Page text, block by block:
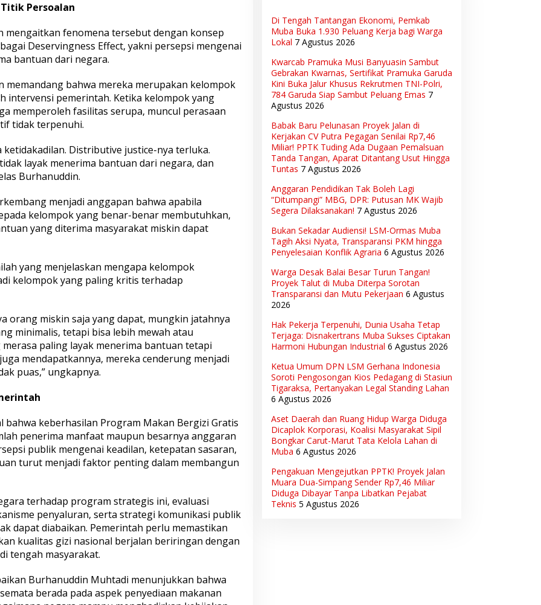
Persoalan
mengaitkan fenomena tersebut dengan konsep
Deservingness Effect, yakni persepsi mengenai
bantuan dari negara.
memandang bahwa mereka merupakan kelompok
intervensi pemerintah. Ketika kelompok yang
memperoleh fasilitas serupa, muncul perasaan
tidak terpenuhi.
ketidakadilan. Distributive justice-nya terluka.
layak menerima bantuan dari negara, dan
Burhanuddin.
menjadi anggapan bahwa apabila
kelompok yang benar-benar membutuhkan,
yang diterima masyarakat miskin dapat
yang menjelaskan mengapa kelompok
kelompok yang paling kritis terhadap
orang miskin saja yang dapat, mungkin jatahnya
minimalis, tetapi bisa lebih mewah atau
paling layak menerima bantuan tetapi
mendapatkannya, mereka cenderung menjadi
puas,” ungkapnya.
bahwa keberhasilan Program Makan Bergizi Gratis
penerima manfaat maupun besarnya anggaran
publik mengenai keadilan, ketepatan sasaran,
turut menjadi faktor penting dalam membangun
terhadap program strategis ini, evaluasi
penyaluran, serta strategi komunikasi publik
dapat diabaikan. Pemerintah perlu memastikan
kualitas gizi nasional berjalan beriringan dengan
tengah masyarakat.
Burhanuddin Muhtadi menunjukkan bahwa
berada pada aspek penyediaan makanan
Di Tengah Tantangan Ekonomi, Pemkab
Muba Buka 1.930 Peluang Kerja bagi Warga
Lokal 7 Agustus 2026
Kwarcab Pramuka Musi Banyuasin Sambut
Gebrakan Kwarnas, Sertifikat Pramuka Garuda
Kini Buka Jalur Khusus Rekrutmen TNI-Polri,
784 Garuda Siap Sambut Peluang Emas 7
Agustus 2026
Babak Baru Pelunasan Proyek Jalan di
Kerjakan CV Putra Pegagan Senilai Rp7,46
Miliar! PPTK Tuding Ada Dugaan Pemalsuan
Tanda Tangan, Aparat Ditantang Usut Hingga
Tuntas 7 Agustus 2026
Anggaran Pendidikan Tak Boleh Lagi
“Ditumpangi” MBG, DPR: Putusan MK Wajib
Segera Dilaksanakan! 7 Agustus 2026
Bukan Sekadar Audiensi! LSM-Ormas Muba
Tagih Aksi Nyata, Transparansi PKM hingga
Penyelesaian Konflik Agraria 6 Agustus 2026
Warga Desak Balai Besar Turun Tangan!
Proyek Talut di Muba Diterpa Sorotan
Transparansi dan Mutu Pekerjaan 6 Agustus
2026
Hak Pekerja Terpenuhi, Dunia Usaha Tetap
Terjaga: Disnakertrans Muba Sukses Ciptakan
Harmoni Hubungan Industrial 6 Agustus 2026
Ketua Umum DPN LSM Gerhana Indonesia
Soroti Pengosongan Kios Pedagang di Stasiun
Tigaraksa, Pertanyakan Legal Standing Lahan
6 Agustus 2026
Aset Daerah dan Ruang Hidup Warga Diduga
Dicaplok Korporasi, Koalisi Masyarakat Sipil
Bongkar Carut-Marut Tata Kelola Lahan di
Muba 6 Agustus 2026
Pengakuan Mengejutkan PPTK! Proyek Jalan
Muara Dua-Simpang Sender Rp7,46 Miliar
Diduga Dibayar Tanpa Libatkan Pejabat
Teknis 5 Agustus 2026